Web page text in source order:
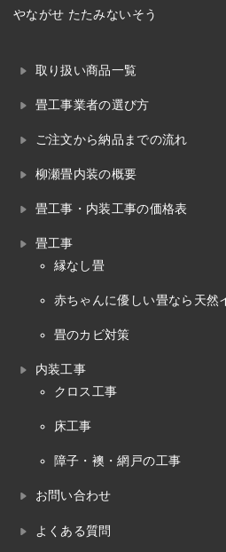
やながせ たたみないそう
取り扱い商品一覧
畳工事業者の選び方
ご注文から納品までの流れ
柳瀬畳内装の概要
畳工事・内装工事の価格表
畳工事
縁なし畳
赤ちゃんに優しい畳なら天然
畳のカビ対策
内装工事
クロス工事
床工事
障子・襖・網戸の工事
お問い合わせ
よくある質問